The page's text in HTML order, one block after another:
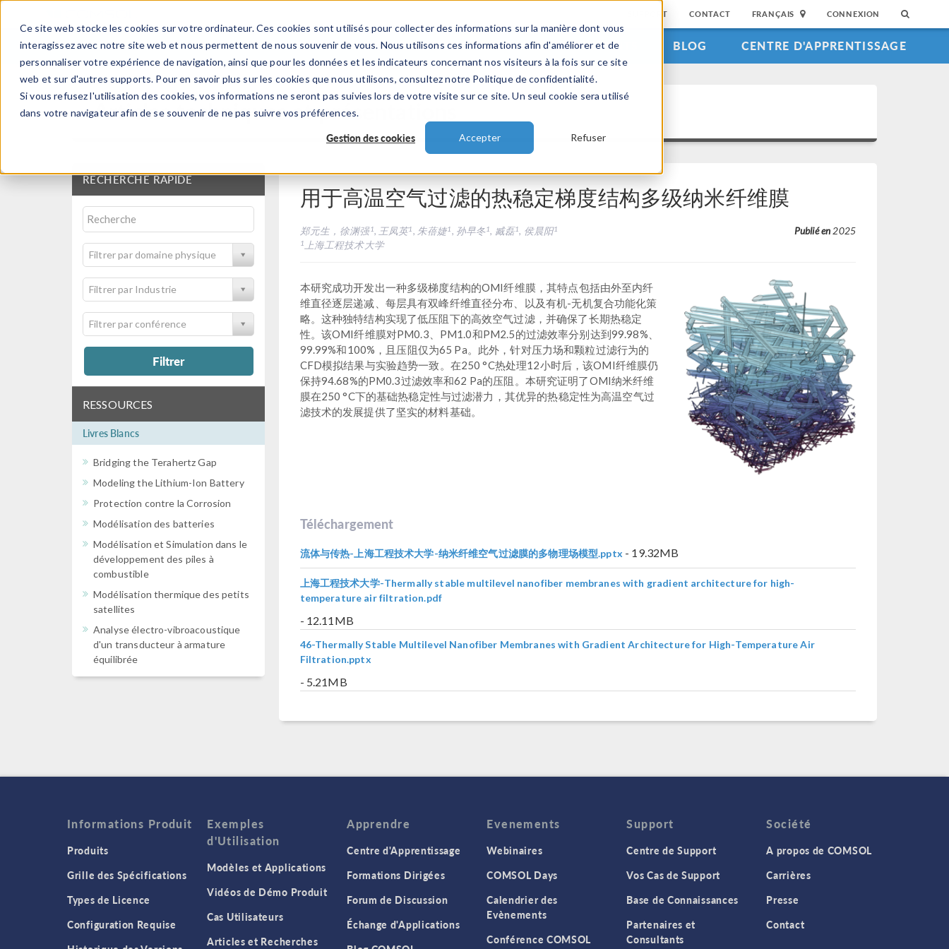
Ce site web stocke les cookies sur votre ordinateur. Ces cookies sont utilisés pour collecter des informations sur la manière dont vous
interagissez avec notre site web et nous permettent de nous souvenir de vous. Nous utilisons ces informations afin d'améliorer et de
personnaliser votre expérience de navigation, ainsi que pour les données et les indicateurs concernant nos visiteurs à la fois sur ce site
web et sur d'autres supports. Pour en savoir plus sur les cookies que nous utilisons, consultez notre Politique de confidentialité.
Si vous refusez l'utilisation des cookies, vos informations ne seront pas suivies lors de votre visite sur ce site. Un seul cookie sera utilisé
dans votre navigateur afin de se souvenir de ne pas suivre vos préférences.
Gestion des cookies Accepter Refuser
SUPPORT CONTACT FRANÇAIS CONNEXION
PRODUITS INDUSTRIES VIDEOS EVENEMENTS BLOG CENTRE D'APPRENTISSAGE
Articles techniques et présentations
RECHERCHE RAPIDE
Filtrer par domaine physique
Filtrer par Industrie
Filtrer par conférence
Filtrer
RESSOURCES
Livres Blancs
Bridging the Terahertz Gap
Modeling the Lithium-Ion Battery
Protection contre la Corrosion
Modélisation des batteries
Modélisation et Simulation dans le
développement des piles à
combustible
Modélisation thermique des petits
satellites
Analyse électro-vibroacoustique
d'un transducteur à armature
équilibrée
用于高温空气过滤的热稳定梯度结构多级纳米纤维膜
郑元生，徐渊强 1, 王凤英1, 朱蓓婕1, 孙早冬1, 臧磊1, 侯晨阳1
1 上海工程技术大学
Publié en 2025
本研究成功开发出一种多级梯度结构的OMI纤维膜，其特点包括由外至内纤
维直径逐层递减、每层具有双峰纤维直径分布、以及有机-无机复合功能化策
略。这种独特结构实现了低压阻下的高效空气过滤，并确保了长期热稳定
性。该OMI纤维膜对PM0.3、PM1.0和PM2.5的过滤效率分别达到99.98%、
99.99%和100%，且压阻仅为65 Pa。此外，针对压力场和颗粒过滤行为的
CFD模拟结果与实验趋势一致。在250 °C热处理12小时后，该OMI纤维膜仍
保持94.68%的PM0.3过滤效率和62 Pa的压阻。本研究证明了OMI纳米纤维
膜在250 °C下的基础热稳定性与过滤潜力，其优异的热稳定性为高温空气过
滤技术的发展提供了坚实的材料基础。
Téléchargement
流体与传热-上海工程技术大学-纳米纤维空气过滤膜的多物理场模型.pptx - 19.32MB
上海工程技术大学-Thermally stable multilevel nanofiber membranes with gradient architecture for high-
temperature air filtration.pdf
- 12.11MB
46-Thermally Stable Multilevel Nanofiber Membranes with Gradient Architecture for High-Temperature Air
Filtration.pptx
- 5.21MB
Informations Produit
Produits
Grille des Spécifications
Types de Licence
Configuration Requise
Exemples
d'Utilisation
Modèles et Applications
Vidéos de Démo Produit
Cas Utilisateurs
Articles et Recherches
Apprendre
Centre d'Apprentissage
Formations Dirigées
Forum de Discussion
Échange d'Applications
Evenements
Webinaires
COMSOL Days
Calendrier des
Evènements
Conférence COMSOL
Support
Centre de Support
Vos Cas de Support
Base de Connaissances
Partenaires et
Consultants
Société
A propos de COMSOL
Carrières
Presse
Contact